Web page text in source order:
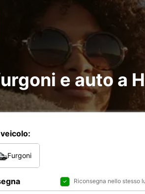
e auto a
Furgoni
Riconsegna nello stesso